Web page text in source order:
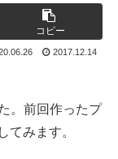
コピー
2017.12.14
。前回作ったプ
てみます。